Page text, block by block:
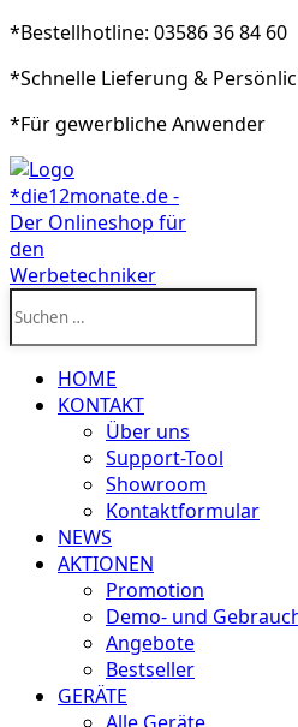
*Bestellhotline: 03586 36 84 60
*Schnelle Lieferung &
*Für gewerbliche Anwender
nach:
HOME
KONTAKT
Über uns
Support-Tool
Showroom
Kontaktformular
NEWS
AKTIONEN
Promotion
Demo- und
Angebote
Bestseller
GERÄTE